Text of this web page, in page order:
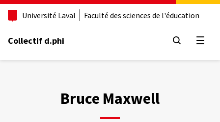
Aller
principal
Université Laval Faculté des sciences de l'éducation
Collectif d.phi
Bruce Maxwell